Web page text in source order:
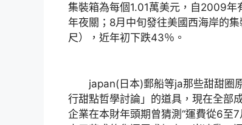
集裝箱為每個1.01萬美元，自2009年
年夜關；8月中旬發往美國西海岸的
尺），近年初下跌43％。
japan(日本)郵船等ja那些甜甜圈
行甜點哲學討論」的道具，現在全部
企業在本財年頭期曾猜測“運費從6至7